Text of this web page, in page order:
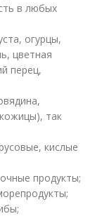
в любых
огурцы,
цветная
перец,
так
кислые
продукты;